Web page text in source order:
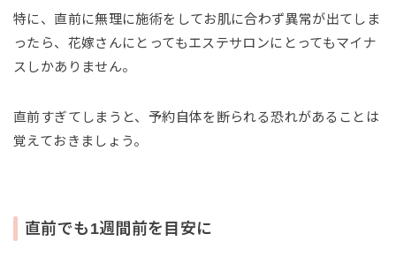
特に、直前に無理に施術をしてお肌に合わず異常が出てしま
ったら、花嫁さんにとってもエステサロンにとってもマイナ
スしかありません。
直前すぎてしまうと、予約自体を断られる恐れがあることは
覚えておきましょう。
直前でも1週間前を目安に